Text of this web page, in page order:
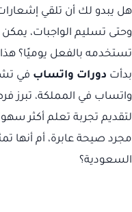
هل يبدو لك أن تلقي
وحتى تسليم الواجبات،
تستخدمه بالفعل يوميًا؟
بدأت دورات واتساب في
واتساب في المملكة، تبرز
لتقديم تجربة تعلم أكثر
مجرد صيحة عابرة، أم أنها
السعودية؟